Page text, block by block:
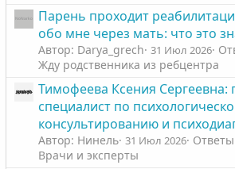
Парень проходит
обо мне через мать: что это
Автор: Darya_grech 31 Июл 2026
Жду родственника из ребцентра
Тимофеева Ксения Сергеевна:
специалист по
консультированию и
Автор: Нинель 31 Июл 2026
Врачи и эксперты